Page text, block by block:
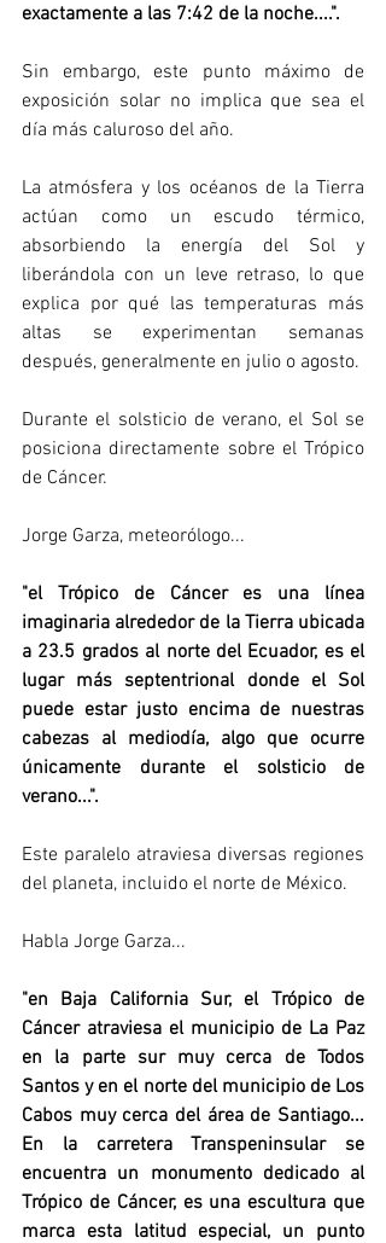
exactamente a las 7:42 de la noche....".
Sin embargo, este punto máximo de
exposición solar no implica que sea el
día más caluroso del año.
La atmósfera y los océanos de la Tierra
actúan como un escudo térmico,
absorbiendo la energía del Sol y
liberándola con un leve retraso, lo que
explica por qué las temperaturas más
altas se experimentan semanas
después, generalmente en julio o agosto.
Durante el solsticio de verano, el Sol se
posiciona directamente sobre el Trópico
de Cáncer.
Jorge Garza, meteorólogo...
"el Trópico de Cáncer es una línea
imaginaria alrededor de la Tierra ubicada
a 23.5 grados al norte del Ecuador, es el
lugar más septentrional donde el Sol
puede estar justo encima de nuestras
cabezas al mediodía, algo que ocurre
únicamente durante el solsticio de
verano...".
Este paralelo atraviesa diversas regiones
del planeta, incluido el norte de México.
Habla Jorge Garza...
"en Baja California Sur, el Trópico de
Cáncer atraviesa el municipio de La Paz
en la parte sur muy cerca de Todos
Santos y en el norte del municipio de Los
Cabos muy cerca del área de Santiago...
En la carretera Transpeninsular se
encuentra un monumento dedicado al
Trópico de Cáncer, es una escultura que
marca esta latitud especial, un punto